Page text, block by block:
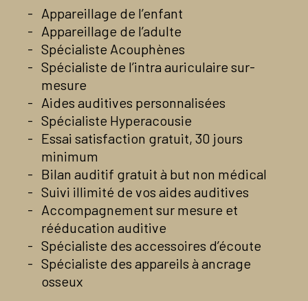
En savoir plus
Voir la page Facebook du centre
En savoir plus
Appareillage de l’enfant
Appareillage de l’adulte
Spécialiste Acouphènes
Spécialiste de l’intra auriculaire sur-
mesure
Aides auditives personnalisées
Spécialiste Hyperacousie
Essai satisfaction gratuit, 30 jours
minimum
Bilan auditif gratuit à but non médical
Suivi illimité de vos aides auditives
Accompagnement sur mesure et
rééducation auditive
Spécialiste des accessoires d’écoute
Spécialiste des appareils à ancrage
osseux